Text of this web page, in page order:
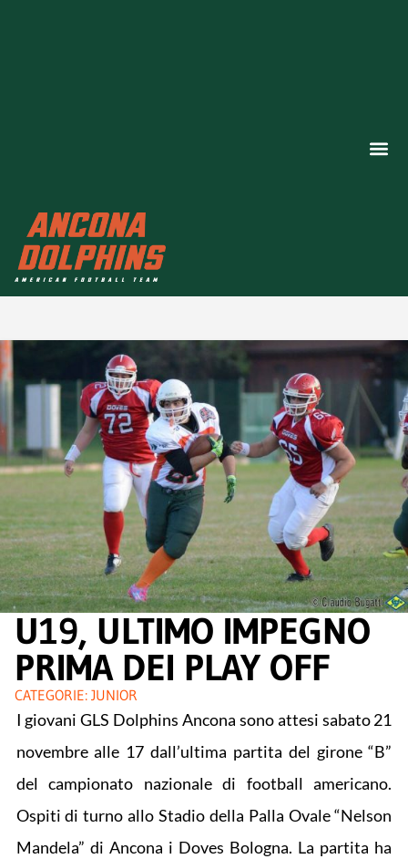
U19, ULTIMO IMPEGNO
PRIMA DEI PLAY OFF
CATEGORIE: JUNIOR
I giovani GLS Dolphins Ancona sono attesi sabato 21
novembre alle 17 dall’ultima partita del girone “B”
del campionato nazionale di football americano.
Ospiti di turno allo Stadio della Palla Ovale “Nelson
Mandela” di Ancona i Doves Bologna. La partita ha